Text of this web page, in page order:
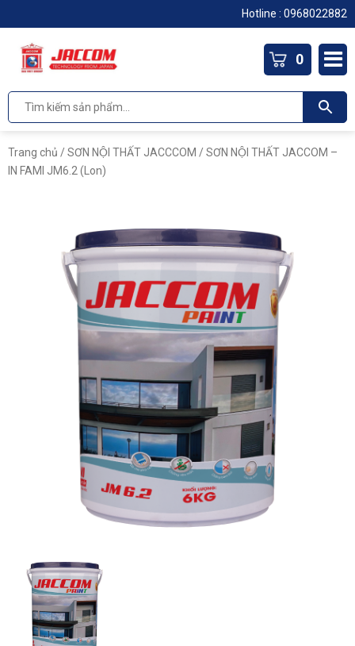
Hotline : 0968022882
0
Trang chủ /SƠN NỘI THẤT JACCCOM / SƠN NỘI THẤT JACCOM –
IN FAMI JM6.2 (Lon)